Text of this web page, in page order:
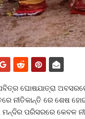
ଘୋଷଯାତ୍ରା
ନୀତିକାନ୍ତି ରେ ଶେଷ
ମନ୍ଦିର ପରିସରରେ କେବଳ